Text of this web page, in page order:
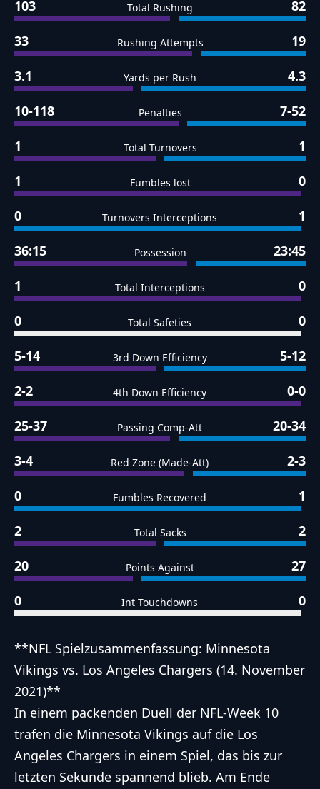
103 Total Rushing 82
33 Rushing Attempts 19
3.1 Yards per Rush 4.3
10-118 Penalties 7-52
1 Total Turnovers 1
1 Fumbles lost 0
0 Turnovers Interceptions 1
36:15 Possession 23:45
1 Total Interceptions 0
0 Total Safeties 0
5-14 3rd Down Efficiency 5-12
2-2 4th Down Efficiency 0-0
25-37 Passing Comp-Att 20-34
3-4 Red Zone (Made-Att) 2-3
0 Fumbles Recovered 1
2 Total Sacks 2
20 Points Against 27
0 Int Touchdowns 0
**NFL Spielzusammenfassung: Minnesota
Vikings vs. Los Angeles Chargers (14. November
2021)**
In einem packenden Duell der NFL-Week 10
trafen die Minnesota Vikings auf die Los
Angeles Chargers in einem Spiel, das bis zur
letzten Sekunde spannend blieb. Am Ende